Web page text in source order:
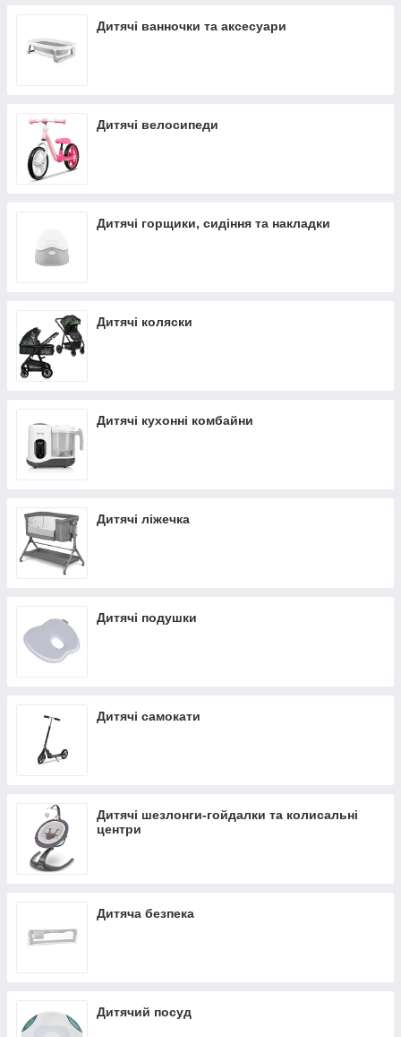
Дитячі ванночки та аксесуари
Дитячі велосипеди
Дитячі горщики, сидіння та накладки
Дитячі коляски
Дитячі кухонні комбайни
Дитячі ліжечка
Дитячі подушки
Дитячі самокати
Дитячі шезлонги-гойдалки та колисальні
центри
Дитяча безпека
Дитячий посуд